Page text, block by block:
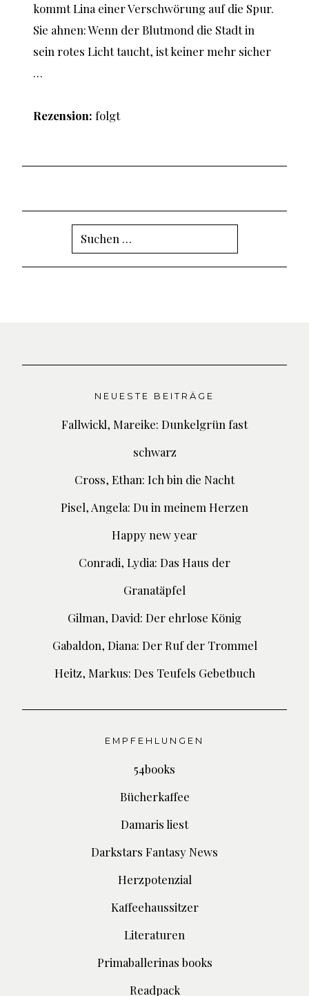
kommt Lina einer Verschwörung auf die Spur.
Sie ahnen: Wenn der Blutmond die Stadt in
sein rotes Licht taucht, ist keiner mehr sicher
…
Rezension: folgt
Suchen
nach:
NEUESTE BEITRÄGE
Fallwickl, Mareike: Dunkelgrün fast
schwarz
Cross, Ethan: Ich bin die Nacht
Pisel, Angela: Du in meinem Herzen
Happy new year
Conradi, Lydia: Das Haus der
Granatäpfel
Gilman, David: Der ehrlose König
Gabaldon, Diana: Der Ruf der Trommel
Heitz, Markus: Des Teufels Gebetbuch
EMPFEHLUNGEN
54books
Bücherkaffee
Damaris liest
Darkstars Fantasy News
Herzpotenzial
Kaffeehaussitzer
Literaturen
Primaballerinas books
Readpack